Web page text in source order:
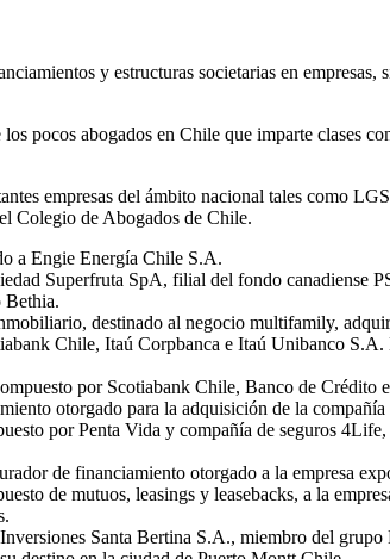
y estructuras societarias en
pocos abogados en Chile que imparte clases
empresas del ámbito nacional tales como
Colegio de Abogados de Chile.
a Engie Energía Chile S.A.
Superfruta SpA, filial del fondo canadiense
Bethia.
destinado al negocio multifamily,
Chile, Itaú Corpbanca e Itaú Unibanco
por Scotiabank Chile, Banco de
otorgado para la adquisición de la
por Penta Vida y compañía de seguros
de financiamiento otorgado a la empresa
de mutuos, leasings y leasebacks, a la
Santa Bertina S.A., miembro del